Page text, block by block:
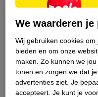
Heeft je kind koorts?Dan is
in huis is. Kleed je kind ook
dunnere kleding die los om
kind goed de warmte kwijt
slapen, is dan soms al
bijleggen voor als je
We waarderen je
Wij gebruiken cookies
bieden en om onze
maken. Zo kunnen we
tonen en zorgen we dat
advertenties ziet. Je
accepteert. Je kunt je